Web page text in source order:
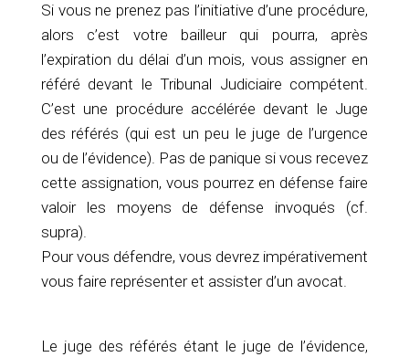
Si vous ne prenez pas l’initiative d’une procédure,
alors c’est votre bailleur qui pourra, après
l’expiration du délai d’un mois, vous assigner en
référé devant le Tribunal Judiciaire compétent.
C’est une procédure accélérée devant le Juge
des référés (qui est un peu le juge de l’urgence
ou de l’évidence). Pas de panique si vous recevez
cette assignation, vous pourrez en défense faire
valoir les moyens de défense invoqués (cf.
supra).
Pour vous défendre, vous devrez impérativement
vous faire représenter et assister d’un avocat.
Le juge des référés étant le juge de l’évidence,